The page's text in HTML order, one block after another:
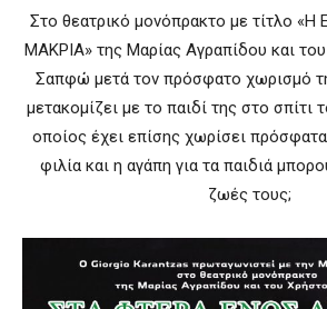
Στο θεατρικό μονόπρακτο με τίτλο
ΜΑΚΡΙΑ» της Μαρίας Αγραπίδου και
Σαπφώ μετά τον πρόσφατο χωρισμό
μετακομίζει με το παιδί της στο σπίτι
οποίος έχει επίσης χωρίσει
φιλία και η αγάπη για τα παιδιά
ζωές τους;